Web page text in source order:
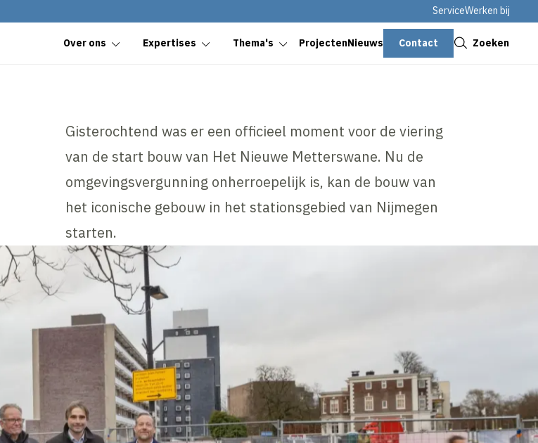
ServiceWerken bij
Over ons Expertises Thema's ProjectenNieuws Contact Zoeken
Gisterochtend was er een officieel moment voor de viering
van de start bouw van Het Nieuwe Metterswane. Nu de
omgevingsvergunning onherroepelijk is, kan de bouw van
het iconische gebouw in het stationsgebied van Nijmegen
starten.
Sluiten